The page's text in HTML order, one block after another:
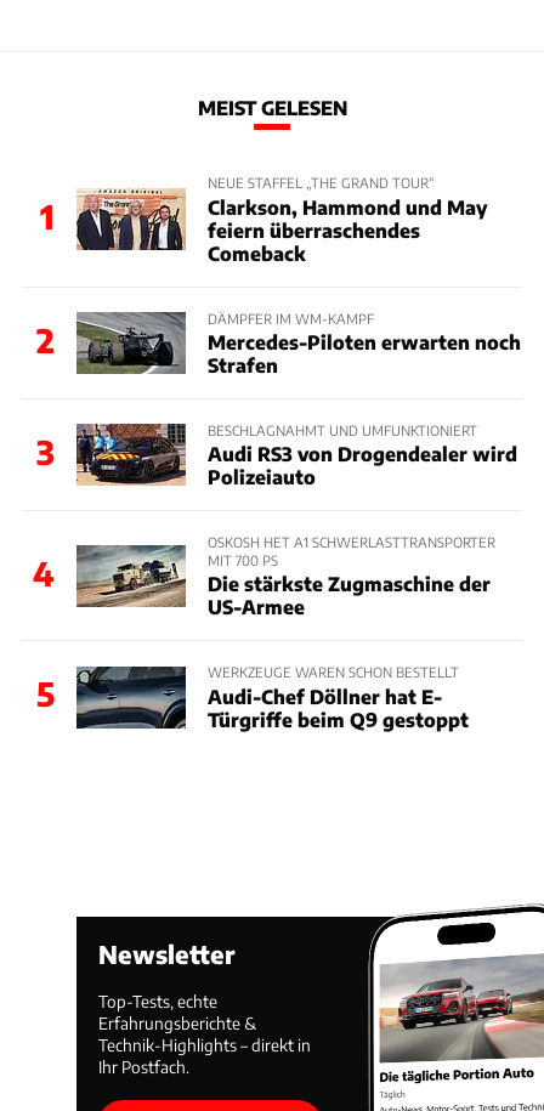
MEIST GELESEN
1
NEUE STAFFEL „THE GRAND TOUR“
Clarkson, Hammond und May
feiern überraschendes
Comeback
2
DÄMPFER IM WM-KAMPF
Mercedes-Piloten erwarten noch
Strafen
3
BESCHLAGNAHMT UND UMFUNKTIONIERT
Audi RS3 von Drogendealer wird
Polizeiauto
4
OSKOSH HET A1 SCHWERLASTTRANSPORTER
MIT 700 PS
Die stärkste Zugmaschine der
US-Armee
5
WERKZEUGE WAREN SCHON BESTELLT
Audi-Chef Döllner hat E-
Türgriffe beim Q9 gestoppt
Newsletter
Top-Tests, echte
Erfahrungsberichte &
Technik-Highlights – direkt in
Ihr Postfach.